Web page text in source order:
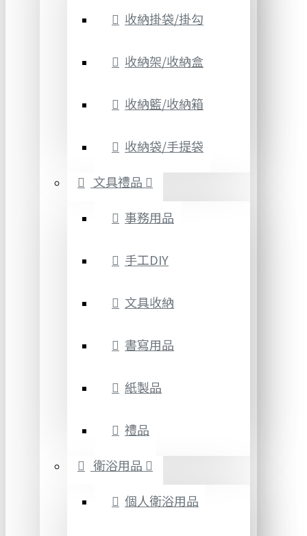
收納掛袋/掛勾
收納架/收納盒
收納籃/收納箱
收納袋/手提袋
文具禮品
事務用品
手工DIY
文具收納
書寫用品
紙製品
禮品
衛浴用品
個人衛浴用品